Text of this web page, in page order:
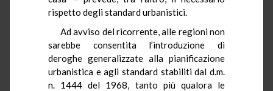
rispetto degli standard urbanistici.
Ad avviso del ricorrente, alle regioni non
sarebbe consentita l’introduzione di
deroghe generalizzate alla pianificazione
urbanistica e agli standard stabiliti dal d.m.
n. 1444 del 1968, tanto più qualora le